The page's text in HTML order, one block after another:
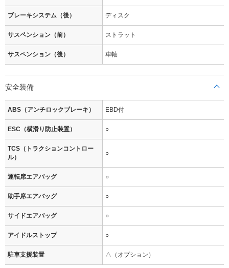
ブレーキシステム（後） ディスク
サスペンション（前） ストラット
サスペンション（後） 車軸
安全装備
ABS（アンチロックブレーキ） EBD付
ESC（横滑り防止装置） ○
TCS（トラクションコントロー
ル）
○
運転席エアバッグ ○
助手席エアバッグ ○
サイドエアバッグ ○
アイドルストップ ○
駐車支援装置 △（オプション）